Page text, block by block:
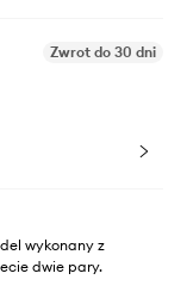
Zwrot do 30 dni
wykonany z
dwie pary.